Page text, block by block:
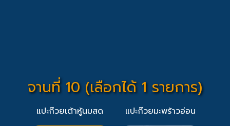
จานที่ 10 (เลือกได้ 1 รายการ)
แปะก๊วยเต้าหู้นมสด แปะก๊วยมะพร้าวอ่อน